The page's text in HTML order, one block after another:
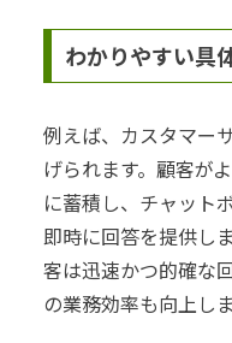
わかりやすい具
例えば、カスタマー
げられます。顧客が
に蓄積し、チャット
即時に回答を提供し
客は迅速かつ的確な
の業務効率も向上しま